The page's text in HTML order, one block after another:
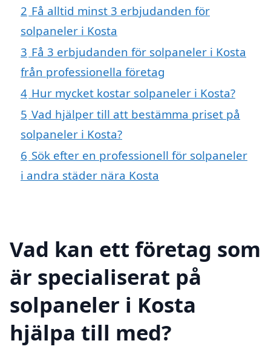
2 Få alltid minst 3 erbjudanden för
solpaneler i Kosta
3 Få 3 erbjudanden för solpaneler i Kosta
från professionella företag
4 Hur mycket kostar solpaneler i Kosta?
5 Vad hjälper till att bestämma priset på
solpaneler i Kosta?
6 Sök efter en professionell för solpaneler
i andra städer nära Kosta
Vad kan ett företag som
är specialiserat på
solpaneler i Kosta
hjälpa till med?